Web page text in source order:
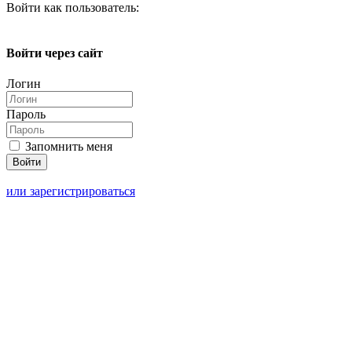
Войти как пользователь:
Войти через сайт
Логин
Пароль
Запомнить меня
или зарегистрироваться